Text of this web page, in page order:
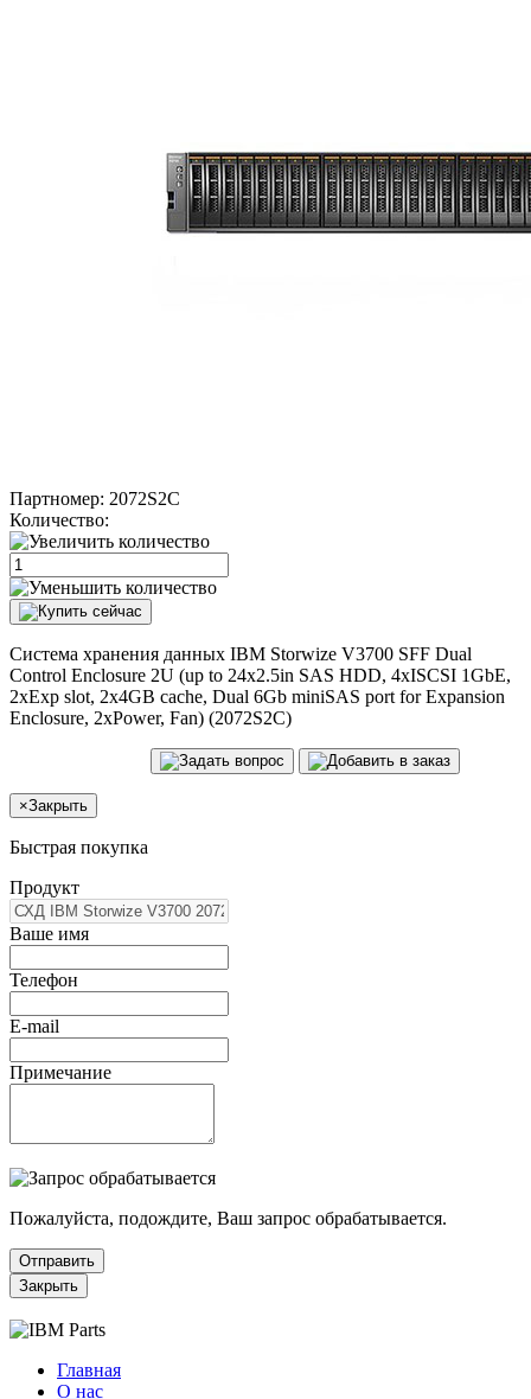
Партномер: 2072S2C
Количество:
Система хранения данных IBM Storwize V3700 SFF Dual
Control Enclosure 2U (up to 24x2.5in SAS HDD, 4xISCSI 1GbE,
2xExp slot, 2x4GB cache, Dual 6Gb miniSAS port for Expansion
Enclosure, 2xPower, Fan) (2072S2C)
×Закрыть
Быстрая покупка
Продукт
Ваше имя
Телефон
E-mail
Примечание
Пожалуйста, подождите, Ваш запрос обрабатывается.
Отправить
Закрыть
Главная
О нас